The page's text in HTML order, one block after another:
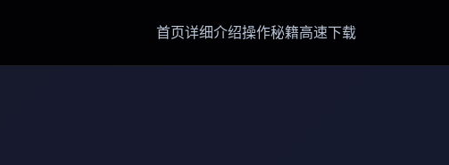
首页详细介绍操作秘籍高速下载